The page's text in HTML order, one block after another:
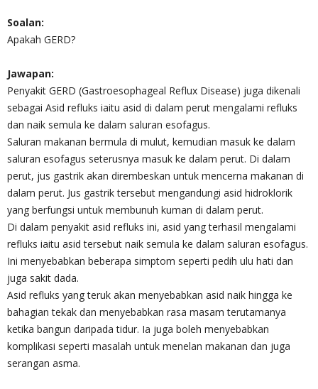
Soalan:
Apakah GERD?
Jawapan:
Penyakit GERD (Gastroesophageal Reflux Disease) juga dikenali
sebagai Asid refluks iaitu asid di dalam perut mengalami refluks
dan naik semula ke dalam saluran esofagus.
Saluran makanan bermula di mulut, kemudian masuk ke dalam
saluran esofagus seterusnya masuk ke dalam perut. Di dalam
perut, jus gastrik akan dirembeskan untuk mencerna makanan di
dalam perut. Jus gastrik tersebut mengandungi asid hidroklorik
yang berfungsi untuk membunuh kuman di dalam perut.
Di dalam penyakit asid refluks ini, asid yang terhasil mengalami
refluks iaitu asid tersebut naik semula ke dalam saluran esofagus.
Ini menyebabkan beberapa simptom seperti pedih ulu hati dan
juga sakit dada.
Asid refluks yang teruk akan menyebabkan asid naik hingga ke
bahagian tekak dan menyebabkan rasa masam terutamanya
ketika bangun daripada tidur. Ia juga boleh menyebabkan
komplikasi seperti masalah untuk menelan makanan dan juga
serangan asma.